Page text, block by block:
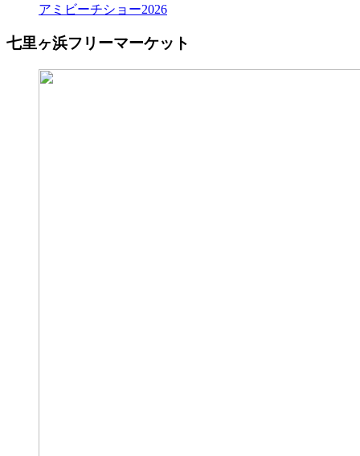
アミビーチショー2026
七里ヶ浜フリーマーケット